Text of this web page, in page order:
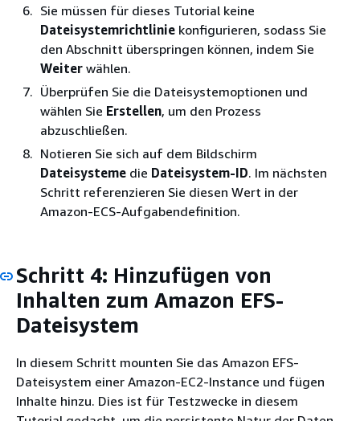
Sie müssen für dieses Tutorial keine
Dateisystemrichtlinie konfigurieren, sodass Sie
den Abschnitt überspringen können, indem Sie
Weiter wählen.
Überprüfen Sie die Dateisystemoptionen und
wählen Sie Erstellen, um den Prozess
abzuschließen.
Notieren Sie sich auf dem Bildschirm
Dateisysteme die Dateisystem-ID. Im nächsten
Schritt referenzieren Sie diesen Wert in der
Amazon-ECS-Aufgabendefinition.
Schritt 4: Hinzufügen von
Inhalten zum Amazon EFS-
Dateisystem
In diesem Schritt mounten Sie das Amazon EFS-
Dateisystem einer Amazon-EC2-Instance und fügen
Inhalte hinzu. Dies ist für Testzwecke in diesem